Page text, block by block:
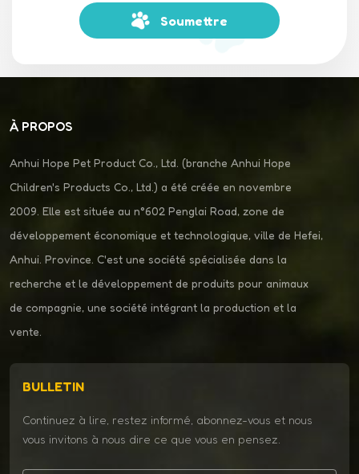
Soumettre
À PROPOS
Anhui Hope Pet Product Co., Ltd. (branche Anhui Hope
Children's Products Co., Ltd.) a été créée en novembre
2009. Elle est située au n°602 Penglai Road, zone de
développement économique et technologique, ville de Hefei,
Anhui. Province. C'est une société spécialisée dans la
recherche et le développement de produits pour animaux
de compagnie, une société intégrant la production et la
vente.
BULLETIN
Continuez à lire, restez informé, abonnez-vous et nous
vous invitons à nous dire ce que vous en pensez.